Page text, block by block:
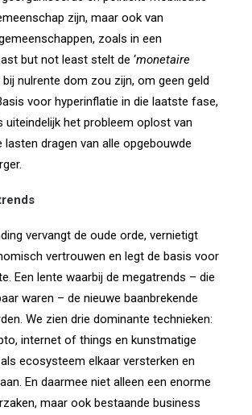
zijn, maar ook van
zoals in een
but not least stelt de ‘monetaire
bij nulrente dom zou zijn, om geen geld
voor hyperinflatie in die laatste fase,
uiteindelijk het probleem oplost van
lasten dragen van alle opgebouwde
vervangt de oude orde, vernietigt
vertrouwen en legt de basis voor
Een lente waarbij de megatrends – die
waren – de nieuwe baanbrekende
We zien drie dominante technieken:
internet of things en kunstmatige
ecosysteem elkaar versterken en
En daarmee niet alleen een enorme
maar ook bestaande business